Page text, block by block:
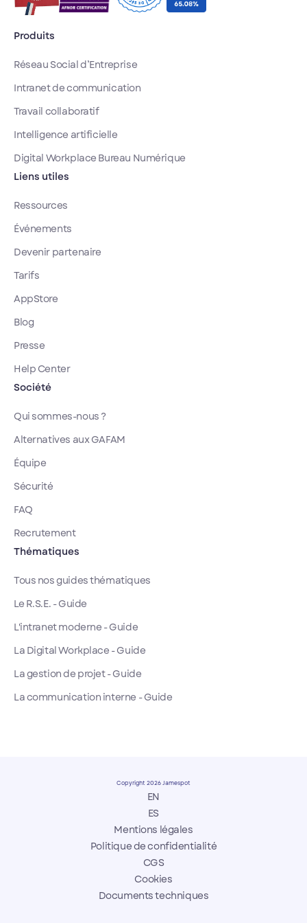
conformité
RGPD, ses
conséquences
réelles. On
pourquoi il
explose, ce
comment le
reprendre en
main.
Produits
Réseau Social d’Entreprise
Intranet de communication
Travail collaboratif
Intelligence artificielle
Digital Workplace Bureau Numérique
Liens utiles
Ressources
Événements
Devenir partenaire
Tarifs
AppStore
Blog
Presse
Help Center
Société
Qui sommes-nous ?
Alternatives aux GAFAM
Équipe
Sécurité
FAQ
Recrutement
Thématiques
Tous nos guides thématiques
Le R.S.E. - Guide
L'intranet moderne - Guide
La Digital Workplace - Guide
La gestion de projet - Guide
La communication interne - Guide
Copyright 2026 Jamespot
EN
ES
Mentions légales
Politique de confidentialité
CGS
Cookies
Documents techniques